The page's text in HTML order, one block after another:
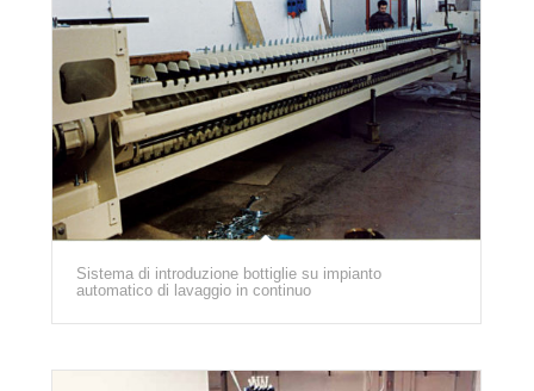
Sistema di introduzione bottiglie su impianto
automatico di lavaggio in continuo